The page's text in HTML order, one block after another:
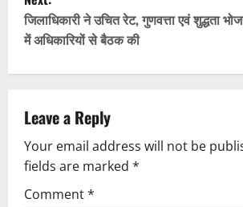
t
n
v
i
g
जिलाधिकारी ने उचित रेट, गुणवत्ता एवं शुद्धता
में अधिकारियों से बैठक की
Leave a Reply
Your email address will not be
fields are marked *
Comment*